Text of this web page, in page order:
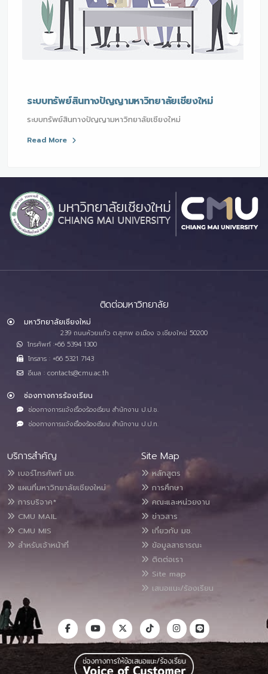
ระบบทรัพย์สินทางปัญญามหาวิทยาลัยเชียงใหม่
ระบบทรัพย์สินทางปัญญามหาวิทยาลัยเชียงใหม่
Read More
ติดต่อมหาวิทยาลัย
มหาวิทยาลัยเชียงใหม่
239 ถนนห้วยแก้ว ต.สุเทพ อ.เมือง จ.เชียงใหม่ 50200
โทรศัพท์ :+66 5394 1300
โทรสาร : +66 5321 7143
อีเมล : contacts@cmu.ac.th
ช่องทางการร้องเรียน
ช่องทางการแจ้งเรื่องร้องเรียน สำนักงาน ป.ป.ช.
ช่องทางการแจ้งเรื่องร้องเรียน สำนักงาน ป.ป.ท.
บริการสำคัญ
เบอร์โทรศัพท์ มช.
แผนที่มหาวิทยาลัยเชียงใหม่
การบริจาค*
CMU MAIL
CMU MIS
สำหรับเจ้าหน้าที่
Site Map
หลักสูตร
การศึกษา
คณะและหน่วยงาน
ข่าวสาร
เกี่ยวกับ มช.
ข้อมูลสาธารณะ
ติดต่อเรา
Site map
เสนอแนะ/ร้องเรียน